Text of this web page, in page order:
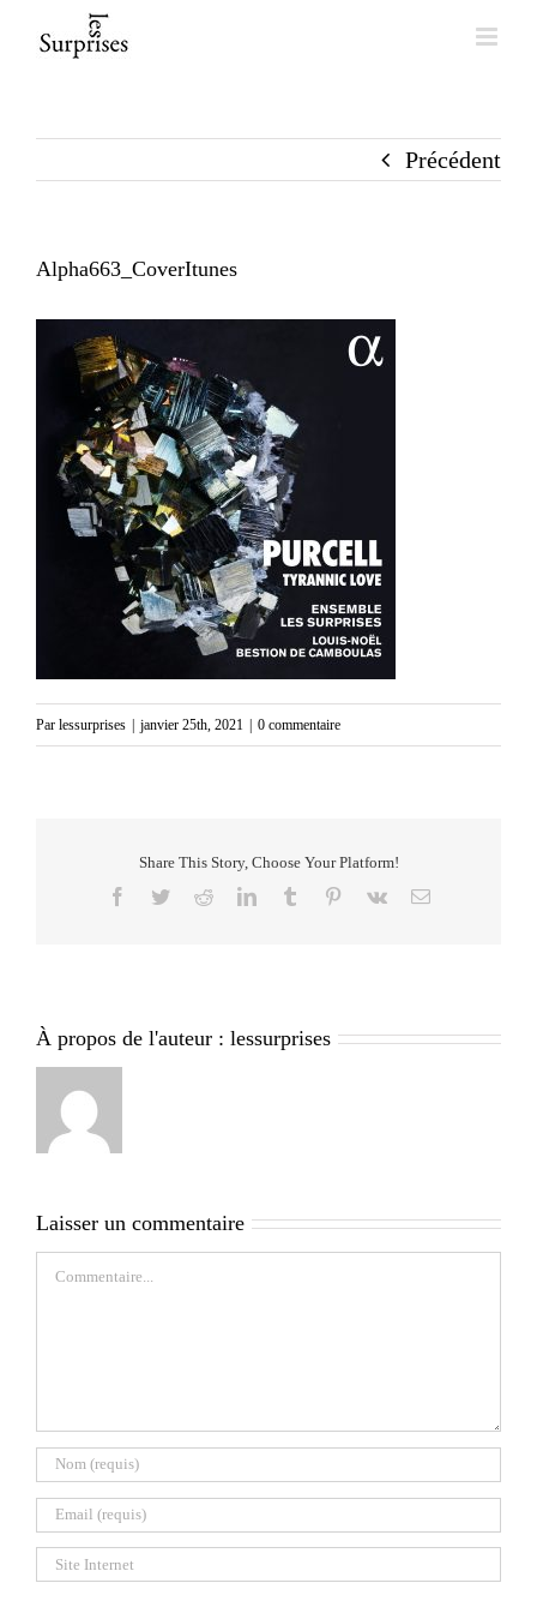
Précédent
Alpha663_CoverItunes
Par lessurprises janvier 25th, 2021 0 commentaire
Share This Story, Choose Your Platform!
Facebook
TwitterRedditLinkedInTumblr Pinterest
Vk Email
À propos de l'auteur : lessurprises
Laisser un commentaire
Commentaire